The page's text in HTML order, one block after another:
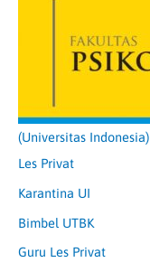
(Universitas Indonesia)
Les Privat
Karantina UI
Bimbel UTBK
Guru Les Privat